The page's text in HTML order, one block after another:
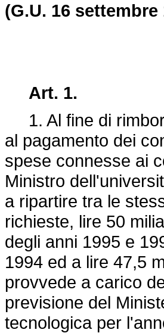
(G.U. 16 settembre
Art. 1.
1. Al fine di
al pagamento dei
spese connesse ai
Ministro
a ripartire tra le
richieste, lire 50
degli anni 1995 e
1994 ed a lire 47,5
provvede a carico
previsione del
tecnologica per